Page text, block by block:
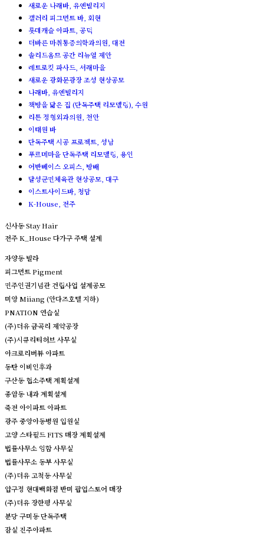
새로운 나래바, 유엔빌리지
갤러리 피그먼트 바, 회현
롯데캐슬 아파트, 공덕
더바른 마취통증의학과의원, 대전
솔리드옴므 공간 리뉴얼 제안
레트로킷 파사드, 서래마을
새로운 광화문광장 조성 현상공모
나래바, 유엔빌리지
책방을 닮은 집 (단독주택 리모델링), 수원
리튼 정형외과의원, 천안
이태원 바
단독주택 시공 프로젝트, 성남
푸르메마을 단독주택 리모델링, 용인
어반베이스 오피스, 방배
달성군민체육관 현상공모, 대구
이스트사이드바, 청담
K-House, 전주
신사동 Stay Hair
전주 K_House 다가구 주택 설계
자양동 빌라
피그먼트 Pigment
민주인권기념관 건립사업 설계공모
미앙 Miiang (안다즈호텔 지하)
PNATION 연습실
(주)더유 금곡리 제약공장
(주)시큐리티허브 사무실
아크로리버뷰 아파트
동탄 이비인후과
구산동 협소주택 계획설계
종암동 내과 계획설계
죽전 아이파트 아파트
광주 중앙아동병원 입원실
고양 스타필드 FITS 매장 계획설계
법률사무소 임함 사무실
법률사무소 동부 사무실
(주)더유 고척동 사무실
압구정 현대백화점 반미 팝업스토어 매장
(주)더유 장한평 사무실
분당 구미동 단독주택
잠실 진주아파트